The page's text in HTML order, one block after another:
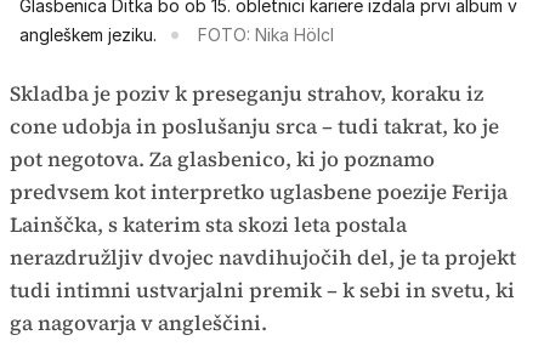
Glasbenica Ditka bo ob 15. obletnici kariere izdala prvi album v
angleškem jeziku.
FOTO: Nika Hölcl
Skladba je poziv k preseganju strahov, koraku iz
cone udobja in poslušanju srca – tudi takrat, ko je
pot negotova. Za glasbenico, ki jo poznamo
predvsem kot interpretko uglasbene poezije Ferija
Lainščka, s katerim sta skozi leta postala
nerazdružljiv dvojec navdihujočih del, je ta projekt
tudi intimni ustvarjalni premik – k sebi in svetu, ki
ga nagovarja v angleščini.